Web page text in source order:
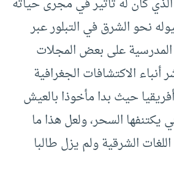
نحو الشرق في التبلور عبر
المدرسية على بعض المجلات
أنباء الاكتشافات الجغرافية
حيث بدا مأخوذا بالعيش
يكتنفها السحر، ولعل هذا ما
الشرقية ولم يزل طالبا